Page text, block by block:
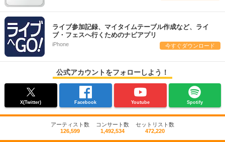
ライブ参加記録、マイタイムテーブル作成など、ライ
ブ・フェスへ行くためのナビアプリ
iPhone 今すぐダウンロード
公式アカウントをフォローしよう！
X(Twitter) Facebook Youtube Spotify
アーティスト数
126,599
コンサート数
1,492,534
セットリスト数
472,220